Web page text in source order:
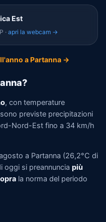
Est
· apri la webcam →
a Partanna →
, con temperature
previste precipitazioni
Nord-Est fino a 34 km/h
a Partanna (26,2°C di
oggi si preannuncia più
la norma del periodo